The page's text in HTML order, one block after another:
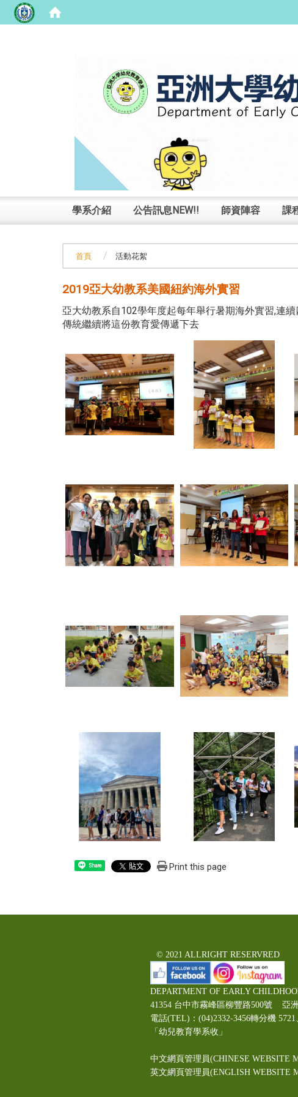
學系介紹 公告訊息NEW!! 師資陣容 課
首頁 活動花絮
2019亞大幼教系美國紐約海外實習
亞大幼教系自102學年度起每年舉行暑期海外實習,連
傳統繼續將這份教育愛傳遞下去
Share Print this page
© 2021 ALLRIGHT RESERVRED
DEPARTMENT OF EARLY
41354 台中市霧峰區柳豐路500號
電話(TEL)：(04)2332-3456轉分機
「幼兒教育學系收」
中文網頁管理員(CHINESE WEBSITE
英文網頁管理員(ENGLISH WEBSITE